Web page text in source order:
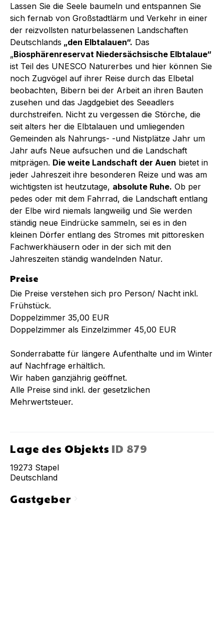
Lassen Sie die Seele baumeln und entspannen Sie
sich fernab von Großstadtlärm und Verkehr in einer
der reizvollsten naturbelassenen Landschaften
Deutschlands „den Elbtalauen“. Das
„Biosphärenreservat Niedersächsische Elbtalaue“
ist Teil des UNESCO Naturerbes und hier können Sie
noch Zugvögel auf ihrer Reise durch das Elbetal
beobachten, Bibern bei der Arbeit an ihren Bauten
zusehen und das Jagdgebiet des Seeadlers
durchstreifen. Nicht zu vergessen die Störche, die
seit alters her die Elbtalauen und umliegenden
Gemeinden als Nahrungs- -und Nistplätze Jahr um
Jahr aufs Neue aufsuchen und die Landschaft
mitprägen. Die weite Landschaft der Auen bietet in
jeder Jahreszeit ihre besonderen Reize und was am
wichtigsten ist heutzutage, absolute Ruhe. Ob per
pedes oder mit dem Fahrrad, die Landschaft entlang
der Elbe wird niemals langweilig und Sie werden
ständig neue Eindrücke sammeln, sei es in den
kleinen Dörfer entlang des Stromes mit pittoresken
Fachwerkhäusern oder in der sich mit den
Jahreszeiten ständig wandelnden Natur.
Preise
Die Preise verstehen sich pro Person/ Nacht inkl.
Frühstück.
Doppelzimmer 35,00 EUR
Doppelzimmer als Einzelzimmer 45,00 EUR
Sonderrabatte für längere Aufenthalte und im Winter
auf Nachfrage erhältlich.
Wir haben ganzjährig geöffnet.
Alle Preise sind inkl. der gesetzlichen
Mehrwertsteuer.
Lage des Objekts ID 879
19273 Stapel
Deutschland
Gastgeberchevron_right